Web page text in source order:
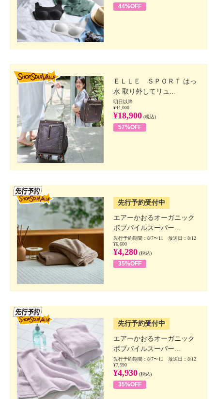
44%OFF
ＥＬＬＥ ＳＰＯＲＴ はっ
水 取り外してリュ...
明日以降
¥44,000
¥18,900 (税込)
57%OFF
先行予約受付中
エアーかおるオーガニック
ボブパイルスーパー...
先行予約期間：8/7〜11 放送日：8/12
¥6,600
¥4,280 (税込)
35%OFF
先行予約受付中
エアーかおるオーガニック
ボブパイルスーパー...
先行予約期間：8/7〜11 放送日：8/12
¥7,590
¥4,930 (税込)
35%OFF